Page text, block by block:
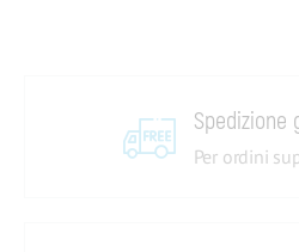
Spedizione
Per ordini